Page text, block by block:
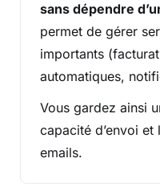
sans dépendre
permet de gérer
importants
automatiques,
Vous gardez ainsi
capacité d’envoi
emails.